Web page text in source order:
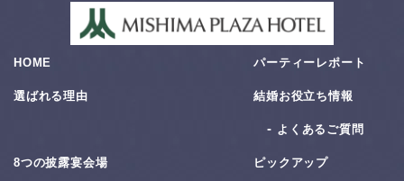
HOME
選ばれる理由
8つの披露宴会場
パーティーレポート
結婚お役⽴ち情報
よくあるご質問
ピックアップ